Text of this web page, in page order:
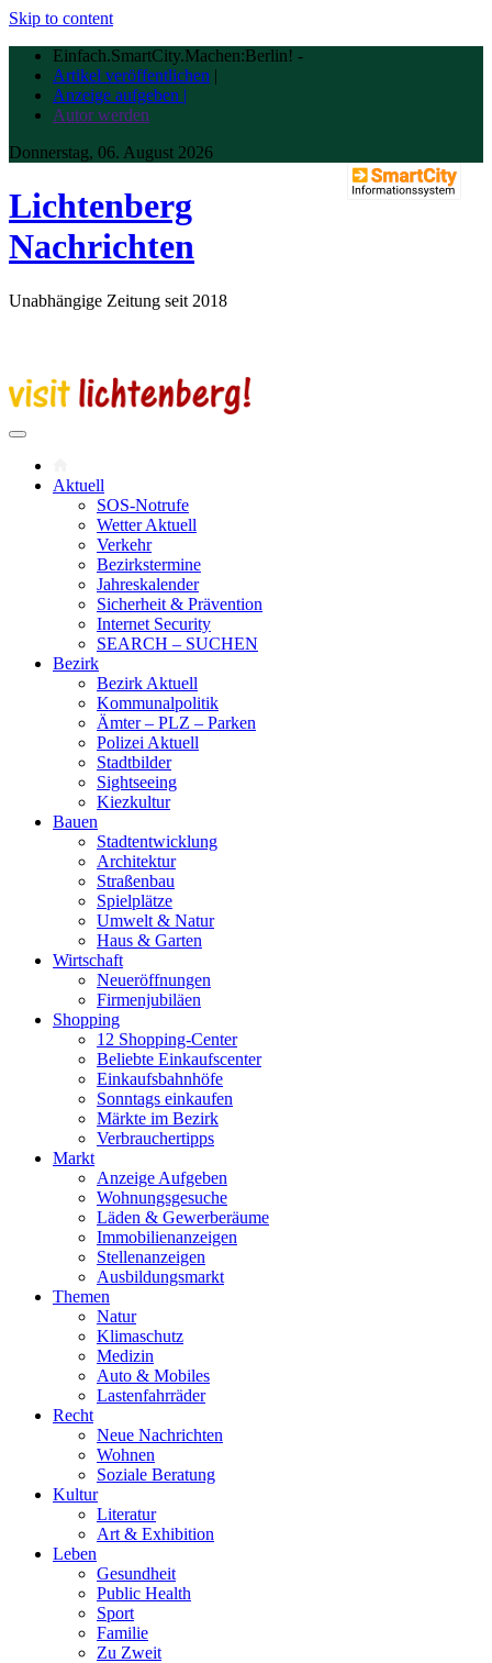
Skip to content
Einfach.SmartCity.Machen:Berlin! -
Artikel veröffentlichen |
Anzeige aufgeben |
Autor werden
Donnerstag, 06. August 2026
Lichtenberg
Nachrichten
Unabhängige Zeitung seit 2018
Aktuell
SOS-Notrufe
Wetter Aktuell
Verkehr
Bezirkstermine
Jahreskalender
Sicherheit & Prävention
Internet Security
SEARCH – SUCHEN
Bezirk
Bezirk Aktuell
Kommunalpolitik
Ämter – PLZ – Parken
Polizei Aktuell
Stadtbilder
Sightseeing
Kiezkultur
Bauen
Stadtentwicklung
Architektur
Straßenbau
Spielplätze
Umwelt & Natur
Haus & Garten
Wirtschaft
Neueröffnungen
Firmenjubiläen
Shopping
12 Shopping-Center
Beliebte Einkaufscenter
Einkaufsbahnhöfe
Sonntags einkaufen
Märkte im Bezirk
Verbrauchertipps
Markt
Anzeige Aufgeben
Wohnungsgesuche
Läden & Gewerberäume
Immobilienanzeigen
Stellenanzeigen
Ausbildungsmarkt
Themen
Natur
Klimaschutz
Medizin
Auto & Mobiles
Lastenfahrräder
Recht
Neue Nachrichten
Wohnen
Soziale Beratung
Kultur
Literatur
Art & Exhibition
Leben
Gesundheit
Public Health
Sport
Familie
Zu Zweit